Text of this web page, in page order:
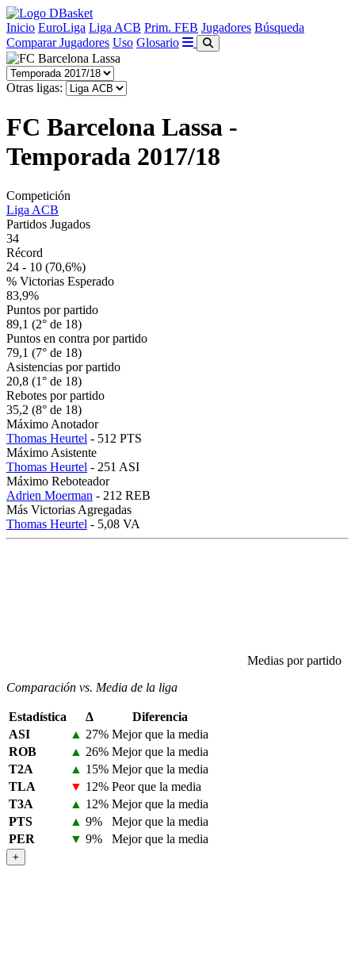
Inicio EuroLiga Liga ACB Prim. FEB Jugadores Búsqueda
Comparar Jugadores Uso Glosario
Otras ligas:
FC Barcelona Lassa -
Temporada 2017/18
Competición
Liga ACB
Partidos Jugados
34
Récord
24 - 10 (70,6%)
% Victorias Esperado
83,9%
Puntos por partido
89,1 (2° de 18)
Puntos en contra por partido
79,1 (7° de 18)
Asistencias por partido
20,8 (1° de 18)
Rebotes por partido
35,2 (8° de 18)
Máximo Anotador
Thomas Heurtel - 512 PTS
Máximo Asistente
Thomas Heurtel - 251 ASI
Máximo Reboteador
Adrien Moerman - 212 REB
Más Victorias Agregadas
Thomas Heurtel - 5,08 VA
Medias por partido
Comparación vs. Media de la liga
Estadística Δ
Diferencia
ASI
▲ 27% Mejor que la media
ROB
▲ 26% Mejor que la media
T2A
▲ 15% Mejor que la media
TLA
▼ 12% Peor que la media
T3A
▲ 12% Mejor que la media
PTS
▲ 9%
Mejor que la media
PER
▼ 9% Mejor que la media
+